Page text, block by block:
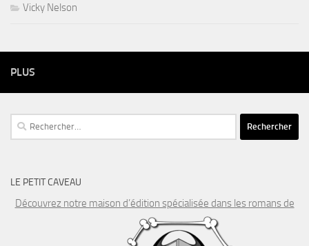
Vicky Nelson
PLUS
Rechercher :
LE PETIT CAVEAU
Découvrez notre maison d’édition spécialisée dans les romans de